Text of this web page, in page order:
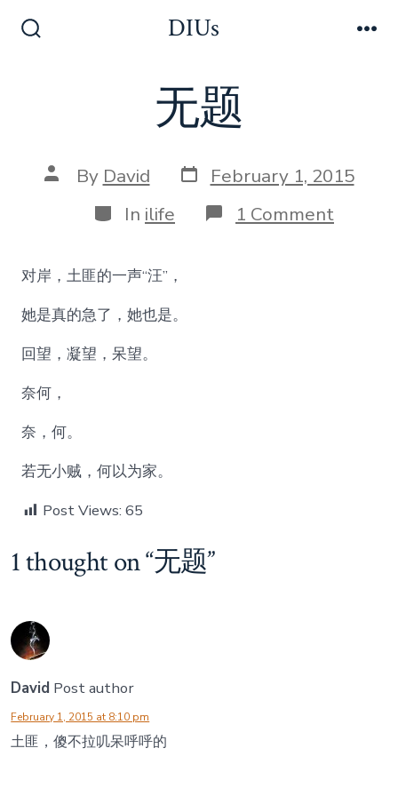
DIUs
无题
Post
author
By David Post
date
February 1, 2015
Categories
In ilife 1 Commenton
无
对岸，土匪的一声“汪”，
她是真的急了，她也是。
回望，凝望，呆望。
奈何，
奈，何。
若无小贼，何以为家。
Post Views: 65
1 thought on “无题”
David Post author
February 1, 2015 at 8:10 pm
土匪，傻不拉叽呆呼呼的